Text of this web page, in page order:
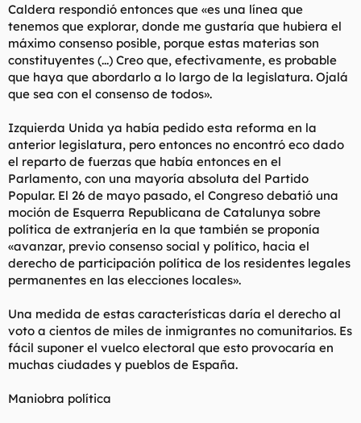
Caldera respondió entonces que «es una línea que
tenemos que explorar, donde me gustaría que hubiera el
máximo consenso posible, porque estas materias son
constituyentes (...) Creo que, efectivamente, es probable
que haya que abordarlo a lo largo de la legislatura. Ojalá
que sea con el consenso de todos».
Izquierda Unida ya había pedido esta reforma en la
anterior legislatura, pero entonces no encontró eco dado
el reparto de fuerzas que había entonces en el
Parlamento, con una mayoría absoluta del Partido
Popular. El 26 de mayo pasado, el Congreso debatió una
moción de Esquerra Republicana de Catalunya sobre
política de extranjería en la que también se proponía
«avanzar, previo consenso social y político, hacia el
derecho de participación política de los residentes legales
permanentes en las elecciones locales».
Una medida de estas características daría el derecho al
voto a cientos de miles de inmigrantes no comunitarios. Es
fácil suponer el vuelco electoral que esto provocaría en
muchas ciudades y pueblos de España.
Maniobra política